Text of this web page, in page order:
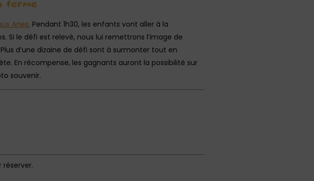
ferme
Anes. Pendant 1h30, les enfants vont aller à la
Si le défi est relevé, nous lui remettrons l’image de
d’une dizaine de défi sont à surmonter tout en
En récompense, les gagnants auront la possibilité sur
souvenir.